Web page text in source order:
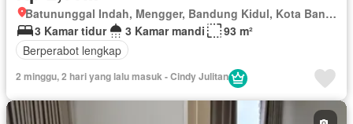
Batununggal Indah, Mengger, Bandung Kidul, Kota Bandung, Jawa Barat
3 Kamar tidur
3 Kamar mandi
93 m²
Berperabot lengkap
2 minggu, 2 hari yang lalu masuk - Cindy Julitan